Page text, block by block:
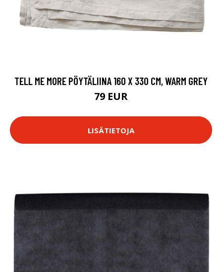
TELL ME MORE PÖYTÄLIINA 160 X 330 CM, WARM GREY
79 EUR
LISÄTIETOJA